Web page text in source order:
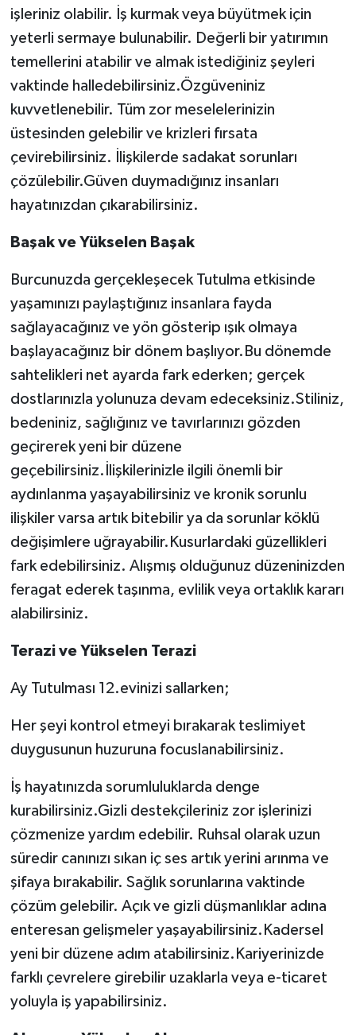
işleriniz olabilir. İş kurmak veya büyütmek için
yeterli sermaye bulunabilir. Değerli bir yatırımın
temellerini atabilir ve almak istediğiniz şeyleri
vaktinde halledebilirsiniz.Özgüveniniz
kuvvetlenebilir. Tüm zor meselelerinizin
üstesinden gelebilir ve krizleri fırsata
çevirebilirsiniz. İlişkilerde sadakat sorunları
çözülebilir.Güven duymadığınız insanları
hayatınızdan çıkarabilirsiniz.
Başak ve Yükselen Başak
Burcunuzda gerçekleşecek Tutulma etkisinde
yaşamınızı paylaştığınız insanlara fayda
sağlayacağınız ve yön gösterip ışık olmaya
başlayacağınız bir dönem başlıyor.Bu dönemde
sahtelikleri net ayarda fark ederken; gerçek
dostlarınızla yolunuza devam edeceksiniz.Stiliniz,
bedeniniz, sağlığınız ve tavırlarınızı gözden
geçirerek yeni bir düzene
geçebilirsiniz.İlişkilerinizle ilgili önemli bir
aydınlanma yaşayabilirsiniz ve kronik sorunlu
ilişkiler varsa artık bitebilir ya da sorunlar köklü
değişimlere uğrayabilir.Kusurlardaki güzellikleri
fark edebilirsiniz. Alışmış olduğunuz düzeninizden
feragat ederek taşınma, evlilik veya ortaklık kararı
alabilirsiniz.
Terazi ve Yükselen Terazi
Ay Tutulması 12.evinizi sallarken;
Her şeyi kontrol etmeyi bırakarak teslimiyet
duygusunun huzuruna focuslanabilirsiniz.
İş hayatınızda sorumluluklarda denge
kurabilirsiniz.Gizli destekçileriniz zor işlerinizi
çözmenize yardım edebilir. Ruhsal olarak uzun
süredir canınızı sıkan iç ses artık yerini arınma ve
şifaya bırakabilir. Sağlık sorunlarına vaktinde
çözüm gelebilir. Açık ve gizli düşmanlıklar adına
enteresan gelişmeler yaşayabilirsiniz.Kadersel
yeni bir düzene adım atabilirsiniz.Kariyerinizde
farklı çevrelere girebilir uzaklarla veya e-ticaret
yoluyla iş yapabilirsiniz.